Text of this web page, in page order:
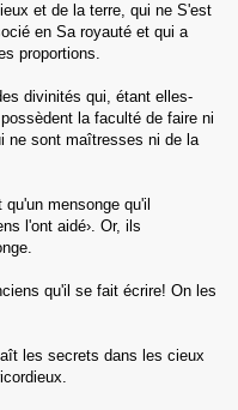
et de la terre, qui ne S'est
en Sa royauté et qui a
proportions.
divinités qui, étant elles-
la faculté de faire ni
ne sont maîtresses ni de la
mensonge qu'il
l'ont aidé›. Or, ils
qu'il se fait écrire! On les
les secrets dans les cieux